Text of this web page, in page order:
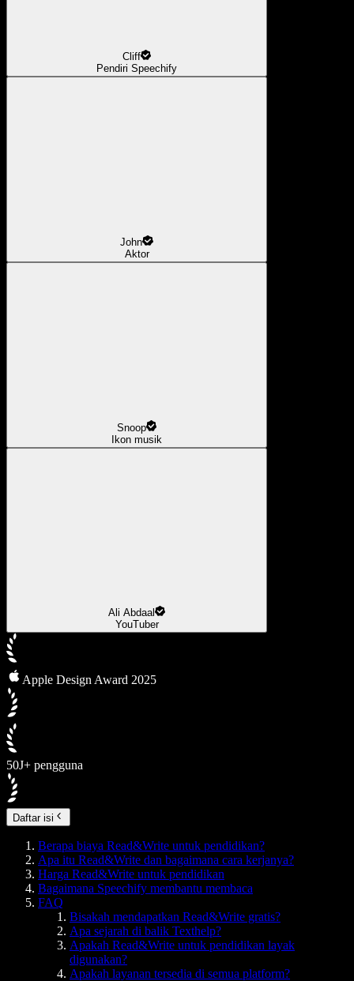
Cliff
Pendiri Speechify
John
Aktor
Snoop
Ikon musik
Ali Abdaal
YouTuber
Apple Design Award 2025
50J+ pengguna
Daftar isi
Berapa biaya Read&Write untuk pendidikan?
Apa itu Read&Write dan bagaimana cara kerjanya?
Harga Read&Write untuk pendidikan
Bagaimana Speechify membantu membaca
FAQ
Bisakah mendapatkan Read&Write gratis?
Apa sejarah di balik Texthelp?
Apakah Read&Write untuk pendidikan layak
digunakan?
Apakah layanan tersedia di semua platform?